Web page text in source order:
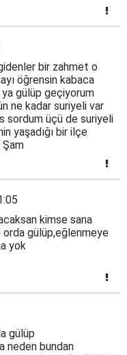
bir zahmet o
öğrensin kabaca
gülüp geçiyorum
ne kadar suriyeli var
sordum üçü de suriyeli
yaşadığı bir ilçe
Şam
kimse sana
orda gülüp,eğlenmeye
yok
gülüp
neden bundan